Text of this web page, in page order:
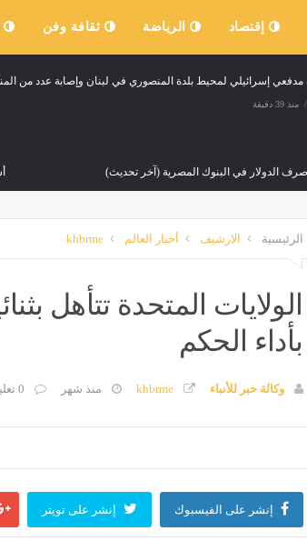
إقتصاد الرياضة ثقافة وفن
إسرائيلي لمحيط بلدة المنصوري في لبنان وإصابة عدد من
منذ 39 دقيقة
الدولار في البنوك المصرية (آخر تحديث)
جثة شاب مجهول الهوية من أسفل كوبري القطار بطلخا في الدقهلية
بلدك"، طلاب جامعة القاهرة في جولة بين كنوز القاهرة التاريخية
الدفاع الوطني في اليمن يتخذ قرارات للرد على هجمات الحوثيين
الرئيسية الارشيف أخبار العالم khbrme
بأداء الحكم
وكالة خبر للأنباء khbrme منذ شهر 0 تعليق
إنشر على الفيسبوك إنشر على تويتر